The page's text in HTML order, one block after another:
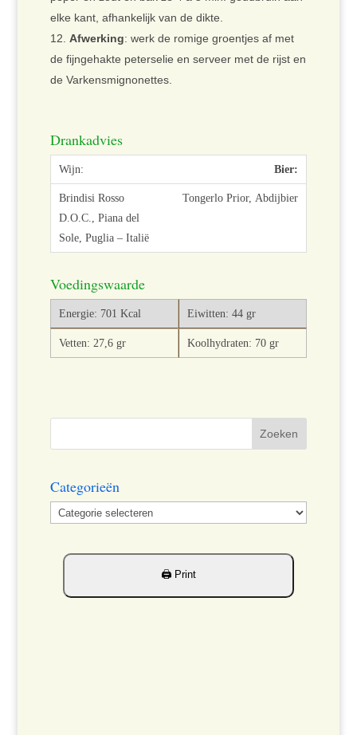
elke kant, afhankelijk van de dikte.
Afwerking: werk de romige groentjes af met
de fijngehakte peterselie en serveer met de rijst en
de Varkensmignonettes.
Drankadvies
Bier:
Tongerlo Prior, Abdijbier
Voedingswaarde
Energie: 701 Kcal Eiwitten: 44 gr
Vetten: 27,6 gr Koolhydraten: 70 gr
Categorieën
Categorieën